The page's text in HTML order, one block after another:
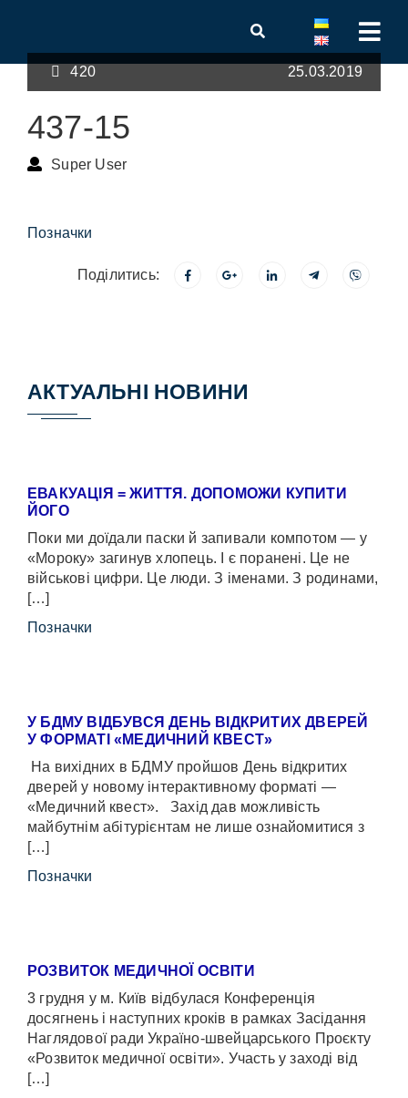
420 25.03.2019
437-15
Super User
Позначки
Поділитись:
АКТУАЛЬНІ НОВИНИ
ЕВАКУАЦІЯ = ЖИТТЯ. ДОПОМОЖИ КУПИТИ
ЙОГО
Поки ми доїдали паски й запивали компотом — у
«Мороку» загинув хлопець. І є поранені. Це не
військові цифри. Це люди. З іменами. З родинами,
[…]
Позначки
У БДМУ ВІДБУВСЯ ДЕНЬ ВІДКРИТИХ ДВЕРЕЙ
У ФОРМАТІ «МЕДИЧНИЙ КВЕСТ»
На вихідних в БДМУ пройшов День відкритих
дверей у новому інтерактивному форматі —
«Медичний квест». Захід дав можливість
майбутнім абітурієнтам не лише ознайомитися з
[…]
Позначки
РОЗВИТОК МЕДИЧНОЇ ОСВІТИ
3 грудня у м. Київ відбулася Конференція
досягнень і наступних кроків в рамках Засідання
Наглядової ради Україно-швейцарського Проєкту
«Розвиток медичної освіти». Участь у заході від
[…]